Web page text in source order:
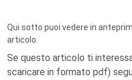
Qui sotto puoi vedere in
articolo.
Se questo articolo ti
scaricare in formato pdf)